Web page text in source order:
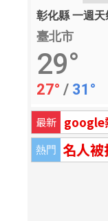
彰化縣 一週
臺北市
29°
27° / 31°
最新 google
熱門 名人